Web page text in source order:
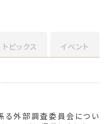
トピックス イベント
る外部調査委員会につい